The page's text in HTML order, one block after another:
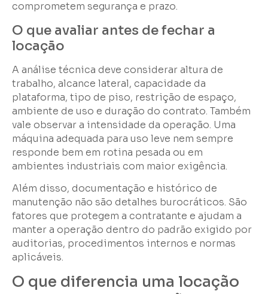
comprometem segurança e prazo.
O que avaliar antes de fechar a
locação
A análise técnica deve considerar altura de
trabalho, alcance lateral, capacidade da
plataforma, tipo de piso, restrição de espaço,
ambiente de uso e duração do contrato. Também
vale observar a intensidade da operação. Uma
máquina adequada para uso leve nem sempre
responde bem em rotina pesada ou em
ambientes industriais com maior exigência.
Além disso, documentação e histórico de
manutenção não são detalhes burocráticos. São
fatores que protegem a contratante e ajudam a
manter a operação dentro do padrão exigido por
auditorias, procedimentos internos e normas
aplicáveis.
O que diferencia uma locação